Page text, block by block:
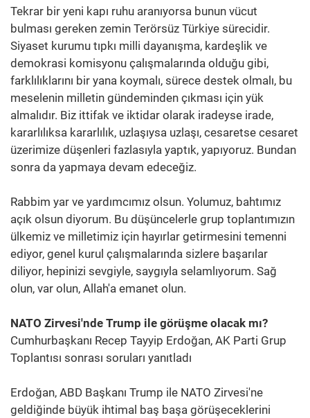
Tekrar bir yeni kapı ruhu aranıyorsa bunun vücut
bulması gereken zemin Terörsüz Türkiye sürecidir.
Siyaset kurumu tıpkı milli dayanışma, kardeşlik ve
demokrasi komisyonu çalışmalarında olduğu gibi,
farklılıklarını bir yana koymalı, sürece destek olmalı, bu
meselenin milletin gündeminden çıkması için yük
almalıdır. Biz ittifak ve iktidar olarak iradeyse irade,
kararlılıksa kararlılık, uzlaşıysa uzlaşı, cesaretse cesaret
üzerimize düşenleri fazlasıyla yaptık, yapıyoruz. Bundan
sonra da yapmaya devam edeceğiz.
Rabbim yar ve yardımcımız olsun. Yolumuz, bahtımız
açık olsun diyorum. Bu düşüncelerle grup toplantımızın
ülkemiz ve milletimiz için hayırlar getirmesini temenni
ediyor, genel kurul çalışmalarında sizlere başarılar
diliyor, hepinizi sevgiyle, saygıyla selamlıyorum. Sağ
olun, var olun, Allah'a emanet olun.
NATO Zirvesi'nde Trump ile görüşme olacak mı?
Cumhurbaşkanı Recep Tayyip Erdoğan, AK Parti Grup
Toplantısı sonrası soruları yanıtladı
Erdoğan, ABD Başkanı Trump ile NATO Zirvesi'ne
geldiğinde büyük ihtimal baş başa görüşeceklerini